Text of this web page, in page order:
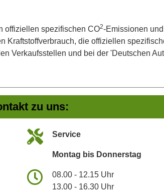
offiziellen spezifischen CO2-Emissionen
Kraftstoffverbrauch, die offiziellen
Verkaufsstellen und bei der 'Deutschen
zu uns:
Service
Montag bis Donnerstag
08.00 - 12.15 Uhr
13.00 - 16.30 Uhr